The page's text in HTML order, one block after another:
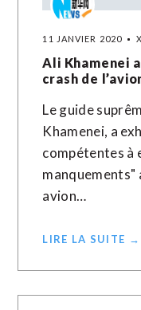
11 JANVIER 2020
Ali Khamenei
crash de
Le guide
Khamenei, a
compétentes à
manquements"
avion…
LIRE LA SUITE →